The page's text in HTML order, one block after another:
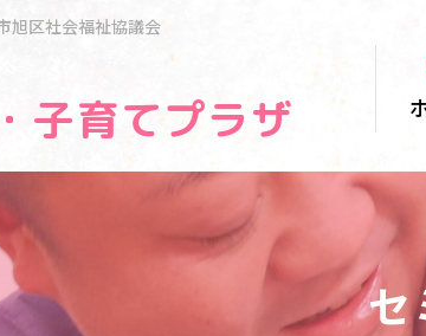
旭区社会福祉協議会
子育てプラザ
セ